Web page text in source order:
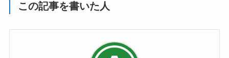
この記事を書いた人